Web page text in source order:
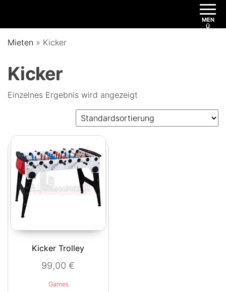
MEN
Ü
Mieten » Kicker
Kicker
Einzelnes Ergebnis wird angezeigt
Kicker Trolley
99,00€
Games